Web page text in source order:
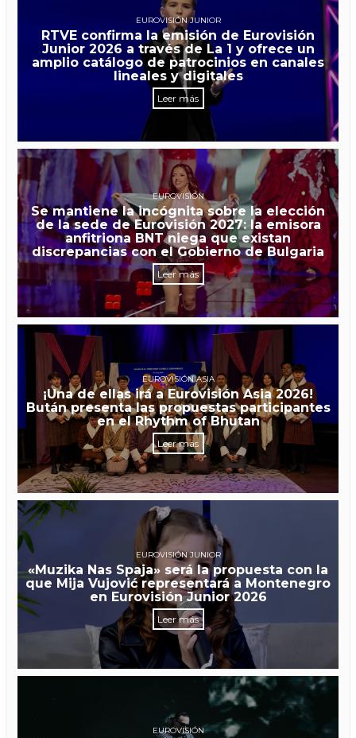
EUROVISIÓN JUNIOR
RTVE confirma la emisión de Eurovisión
Junior 2026 a través de La 1 y ofrece un
amplio catálogo de patrocinios en canales
lineales y digitales
Leer más
EUROVISIÓN
Se mantiene la incógnita sobre la elección
de la sede de Eurovisión 2027: la emisora
anfitriona BNT niega que existan
discrepancias con el Gobierno de Bulgaria
Leer más
EUROVISIÓN ASIA
¡Una de ellas irá a Eurovisión Asia 2026!
Bután presenta las propuestas participantes
en el Rhythm of Bhutan
Leer más
EUROVISIÓN JUNIOR
«Muzika Nas Spaja» será la propuesta con la
que Mija Vujović representará a Montenegro
en Eurovisión Junior 2026
Leer más
EUROVISIÓN